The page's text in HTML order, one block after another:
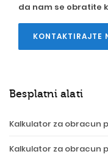
da nam se obratite
KONTAKTIRAJTE
Besplatni alati
Kalkulator za obracun
Kalkulator za obracun